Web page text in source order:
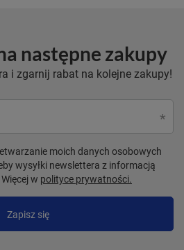
następne zakupy
i zgarnij rabat na kolejne zakupy!
moich danych osobowych
wysyłki newslettera z informacją
w polityce prywatności.
Zapisz się